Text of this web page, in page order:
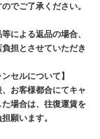
でご了承ください。
による返品の場合、
担とさせていただき
セルについて】
、お客様都合にてキャ
場合は、往復運賃を
願います。